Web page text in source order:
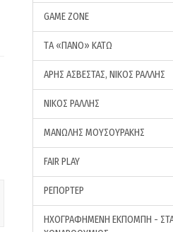
GAME ZONE
ΤA «ΠΑΝΟ» ΚΑΤΩ
ΑΡΗΣ ΑΣΒΕΣΤΑΣ, ΝΙΚΟΣ ΡΑΛΛΗΣ
ΝΙΚΟΣ ΡΑΛΛΗΣ
ΜΑΝΩΛΗΣ ΜΟΥΣΟΥΡΑΚΗΣ
FAIR PLAY
ΡΕΠΟΡΤΕΡ
ΗΧΟΓΡΑΦΗΜΕΝΗ ΕΚΠΟΜΠΗ -